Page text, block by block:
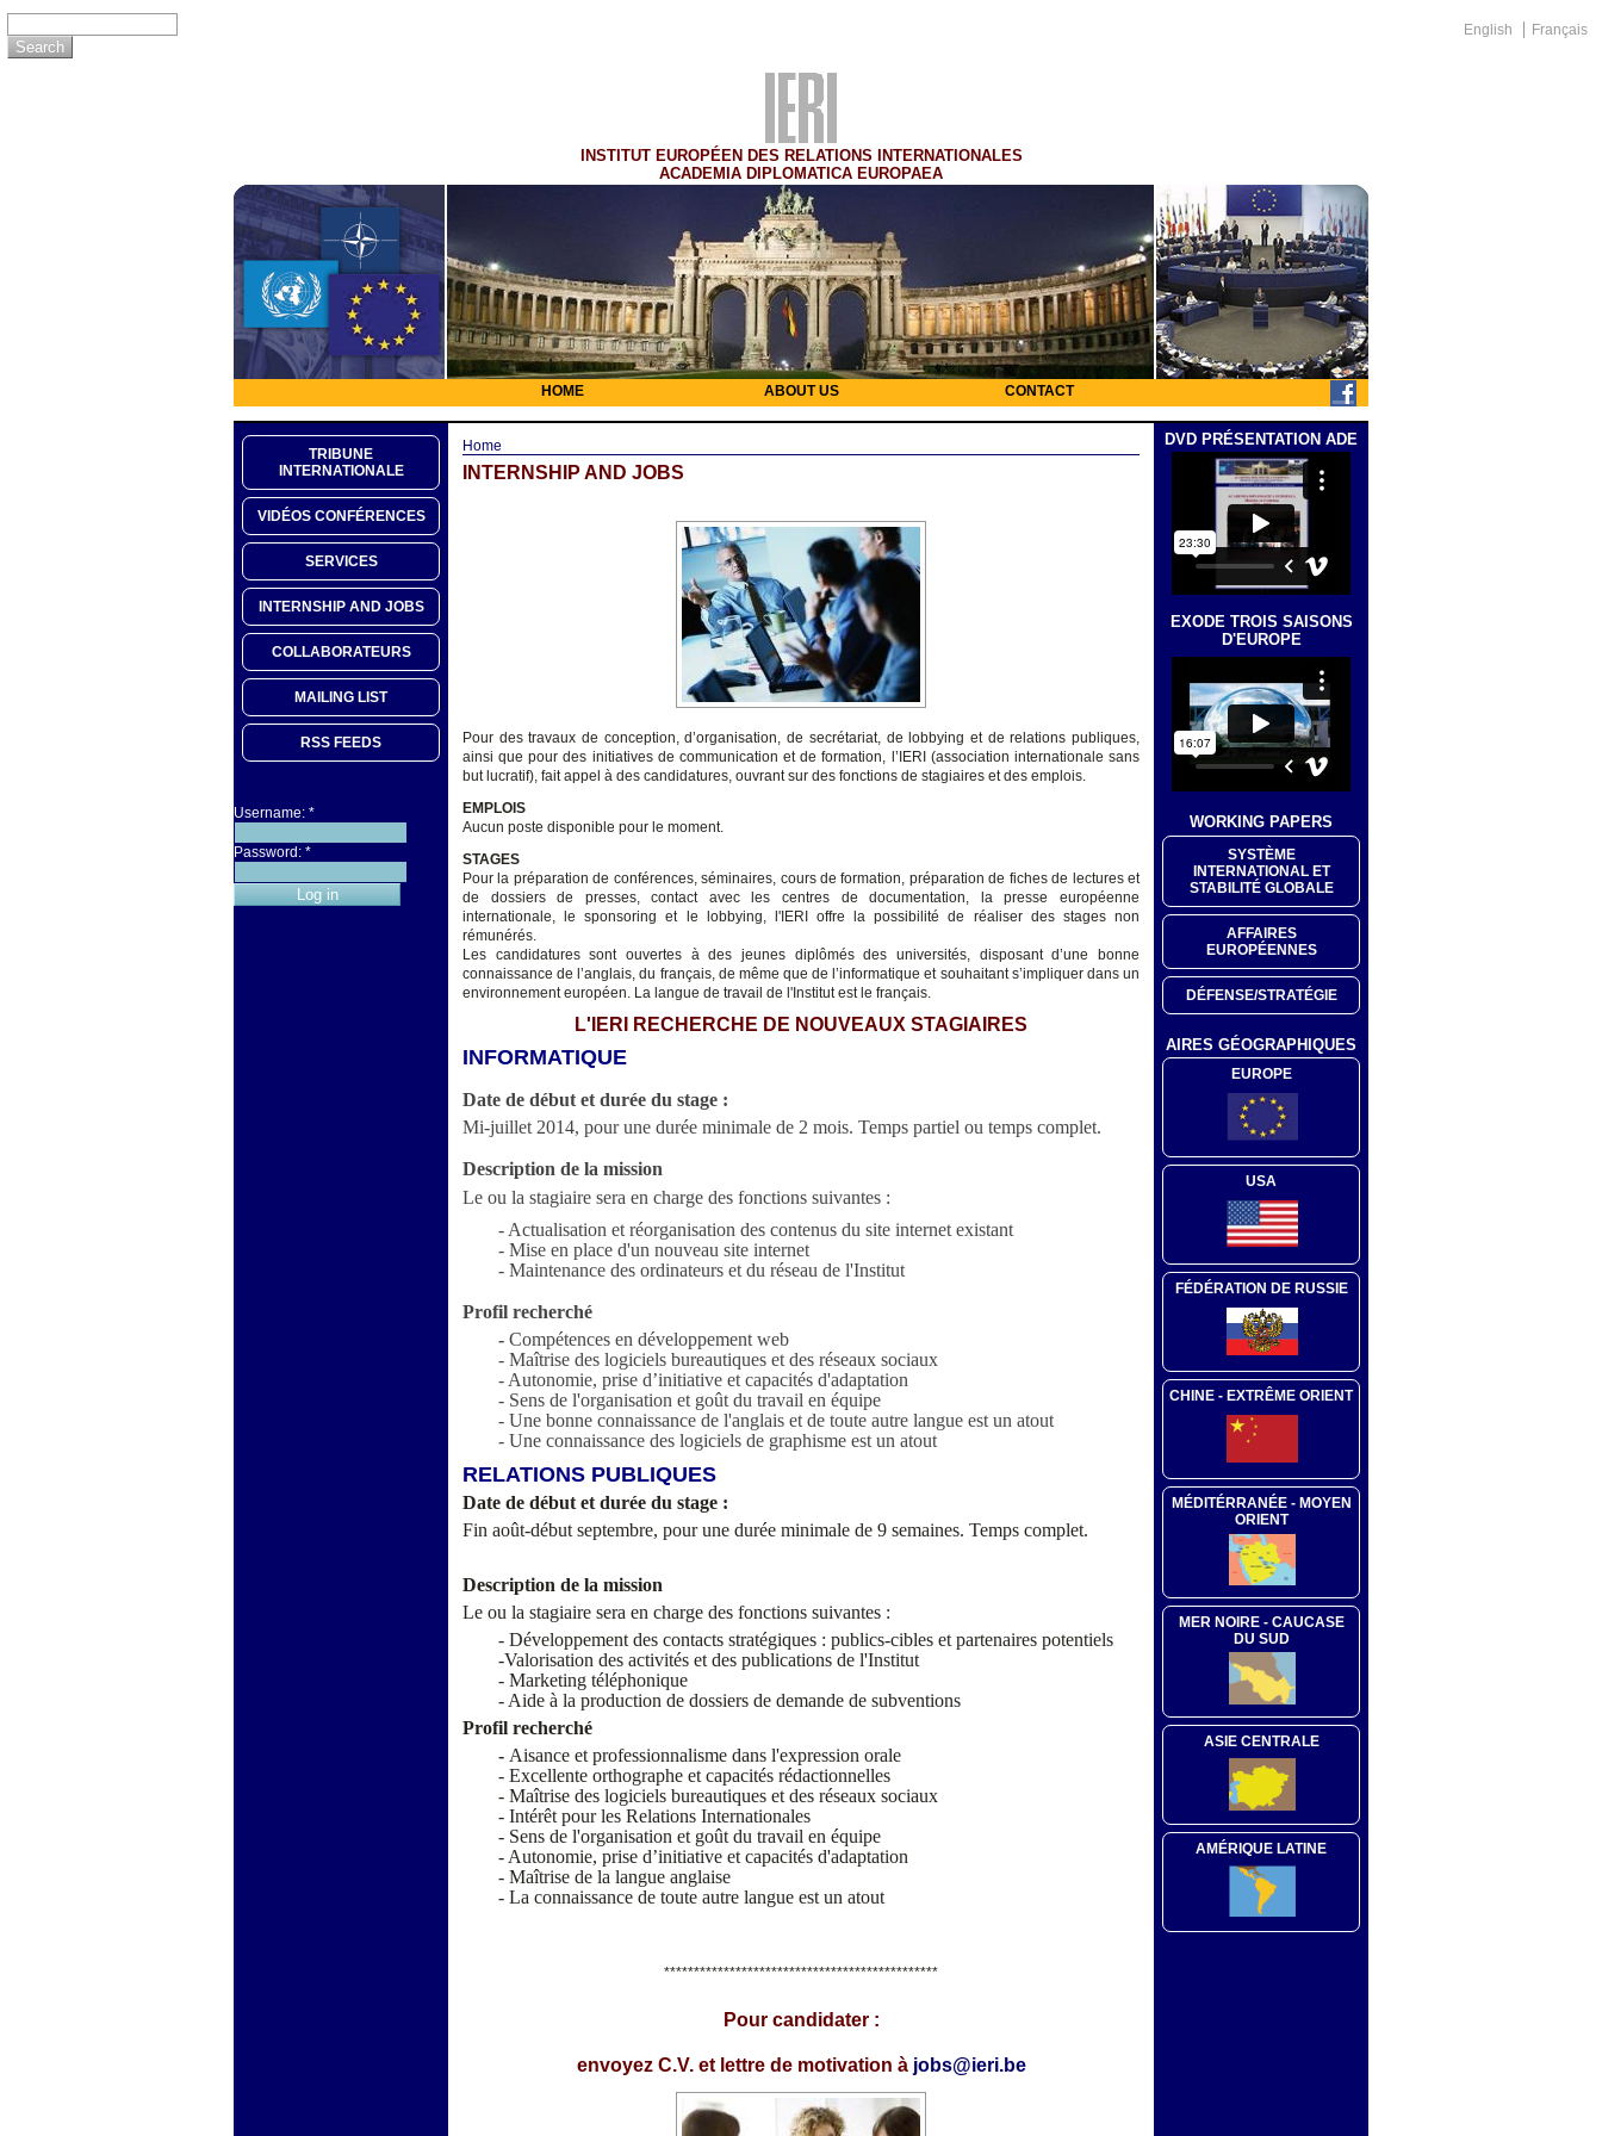
English Français
INSTITUT EUROPÉEN DES RELATIONS INTERNATIONALES
ACADEMIA DIPLOMATICA EUROPAEA
HOME ABOUT US CONTACT
TRIBUNE
INTERNATIONALE
VIDÉOS CONFÉRENCES
SERVICES
INTERNSHIP AND JOBS
COLLABORATEURS
MAILING LIST
RSS FEEDS
Username: *
Password: *
Home
INTERNSHIP AND JOBS
Pour des travaux de conception, d’organisation, de secrétariat, de lobbying et de relations publiques,
ainsi que pour des initiatives de communication et de formation, l’IERI (association internationale sans
but lucratif), fait appel à des candidatures, ouvrant sur des fonctions de stagiaires et des emplois.
EMPLOIS
Aucun poste disponible pour le moment.
STAGES
Pour la préparation de conférences, séminaires, cours de formation, préparation de fiches de lectures et
de dossiers de presses, contact avec les centres de documentation, la presse européenne
internationale, le sponsoring et le lobbying, l'IERI offre la possibilité de réaliser des stages non
rémunérés.
Les candidatures sont ouvertes à des jeunes diplômés des universités, disposant d’une bonne
connaissance de l’anglais, du français, de même que de l’informatique et souhaitant s’impliquer dans un
environnement européen. La langue de travail de l'Institut est le français.
L'IERI RECHERCHE DE NOUVEAUX STAGIAIRES
INFORMATIQUE
Date de début et durée du stage :
Mi-juillet 2014, pour une durée minimale de 2 mois. Temps partiel ou temps complet.
Description de la mission
Le ou la stagiaire sera en charge des fonctions suivantes :
- Actualisation et réorganisation des contenus du site internet existant
- Mise en place d'un nouveau site internet
- Maintenance des ordinateurs et du réseau de l'Institut
Profil recherché
- Compétences en développement web
- Maîtrise des logiciels bureautiques et des réseaux sociaux
-Autonomie, prise d’initiative et capacités d'adaptation
- Sens de l'organisation et goût du travail en équipe
- Une bonne connaissance de l'anglais et de toute autre langue est un atout
- Une connaissance des logiciels de graphisme est un atout
RELATIONS PUBLIQUES
Date de début et durée du stage :
Fin août-début septembre, pour une durée minimale de 9 semaines. Temps complet.
Description de la mission
Le ou la stagiaire sera en charge des fonctions suivantes :
- Développement des contacts stratégiques : publics-cibles et partenaires potentiels
-Valorisation des activités et des publications de l'Institut
- Marketing téléphonique
- Aide à la production de dossiers de demande de subventions
Profil recherché
- Aisance et professionnalisme dans l'expression orale
- Excellente orthographe et capacités rédactionnelles
- Maîtrise des logiciels bureautiques et des réseaux sociaux
- Intérêt pour les Relations Internationales
- Sens de l'organisation et goût du travail en équipe
- Autonomie, prise d’initiative et capacités d'adaptation
- Maîtrise de la langue anglaise
- La connaissance de toute autre langue est un atout
**********************************************
Pour candidater :
envoyez C.V. et lettre de motivation à jobs@ieri.be
DVD PRÉSENTATION ADE
EXODE TROIS SAISONS
D'EUROPE
WORKING PAPERS
SYSTÈME
INTERNATIONAL ET
STABILITÉ GLOBALE
AFFAIRES
EUROPÉENNES
DÉFENSE/STRATÉGIE
AIRES GÉOGRAPHIQUES
EUROPE
USA
FÉDÉRATION DE RUSSIE
CHINE - EXTRÊME ORIENT
MÉDITÉRRANÉE - MOYEN
ORIENT
MER NOIRE - CAUCASE
DU SUD
ASIE CENTRALE
AMÉRIQUE LATINE